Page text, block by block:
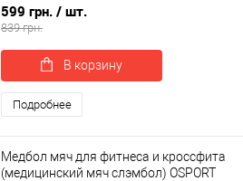
OSPORT Lite 8 кг (OF-0186)
599 грн. / шт.
839 грн.
В корзину
Подробнее
Медбол мяч для фитнеса и кроссфита
(медицинский мяч слэмбол) OSPORT